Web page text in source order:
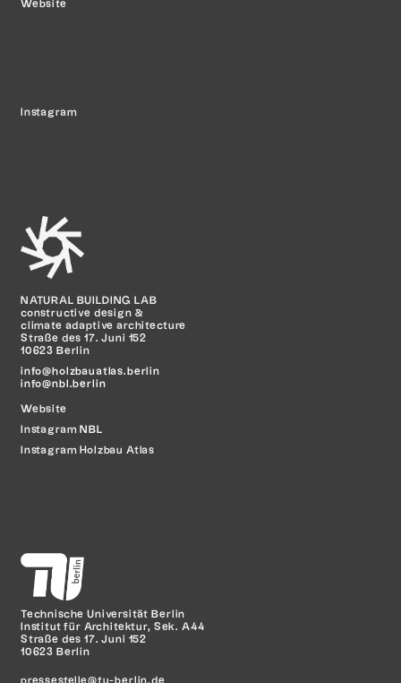
Website
Instagram
NATURAL BUILDING LAB
constructive design &
climate adaptive architecture
Straße des 17. Juni 152
10623 Berlin
info@holzbauatlas.berlin
info@nbl.berlin
Website
Instagram NBL
Instagram Holzbau Atlas
Technische Universität Berlin
Institut für Architektur, Sek. A44
Straße des 17. Juni 152
10623 Berlin
pressestelle@tu-berlin.de